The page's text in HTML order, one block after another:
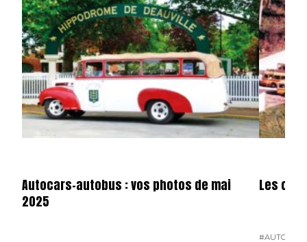
Autocars-autobus : vos photos de mai
2025
Les